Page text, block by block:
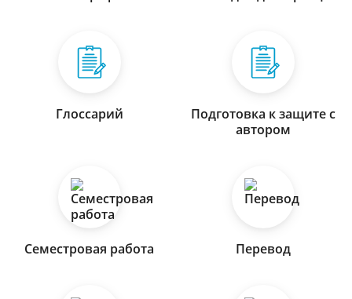
Глоссарий
Подготовка к защите с
автором
Семестровая работа Перевод